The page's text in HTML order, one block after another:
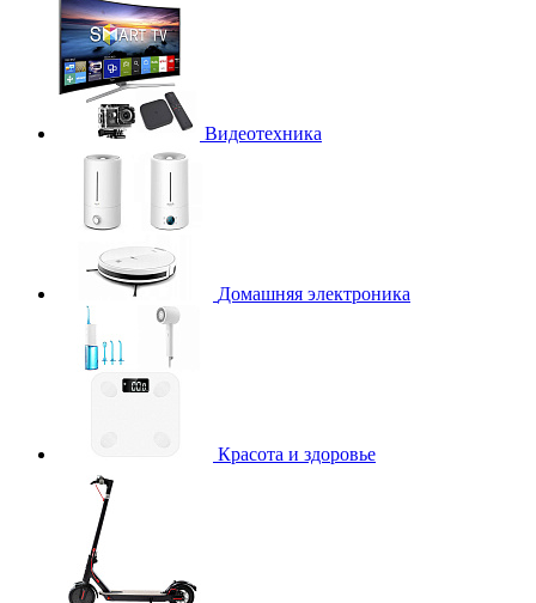
Видеотехника
Домашняя электроника
Красота и здоровье